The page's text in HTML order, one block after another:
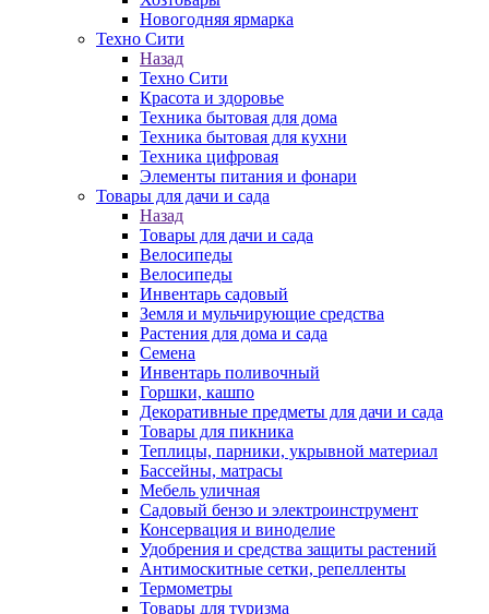
Новогодняя ярмарка
Техно Сити
Назад
Техно Сити
Красота и здоровье
Техника бытовая для дома
Техника бытовая для кухни
Техника цифровая
Элементы питания и фонари
Товары для дачи и сада
Назад
Товары для дачи и сада
Велосипеды
Велосипеды
Инвентарь садовый
Земля и мульчирующие средства
Растения для дома и сада
Семена
Инвентарь поливочный
Горшки, кашпо
Декоративные предметы для дачи и сада
Товары для пикника
Теплицы, парники, укрывной материал
Бассейны, матрасы
Мебель уличная
Садовый бензо и электроинструмент
Консервация и виноделие
Удобрения и средства защиты растений
Антимоскитные сетки, репелленты
Термометры
Товары для туризма